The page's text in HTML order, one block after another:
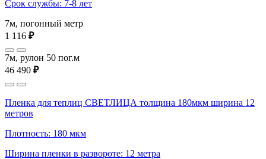
Срок службы: 7-8 лет
7м, погонный метр
1 116 ₽
7м, рулон 50 пог.м
46 490 ₽
Пленка для теплиц СВЕТЛИЦА толщина 180мкм ширина 12
метров
Плотность: 180 мкм
Ширина пленки в развороте: 12 метра